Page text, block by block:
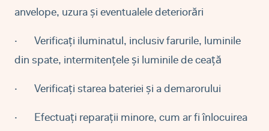
anvelope, uzura și eventualele deteriorări
·
Verificați iluminatul, inclusiv farurile, luminile
din spate, intermitențele și luminile de ceață
· Verificați starea bateriei și a demarorului
·
Efectuați reparații minore, cum ar fi înlocuirea